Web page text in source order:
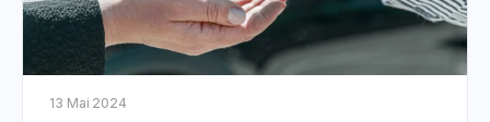
13 Mai 2024